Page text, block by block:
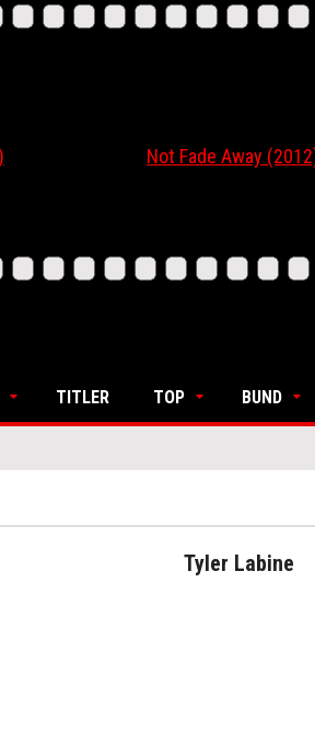
Not Fade Away (2012)
TITLER TOP BUND
Tyler Labine